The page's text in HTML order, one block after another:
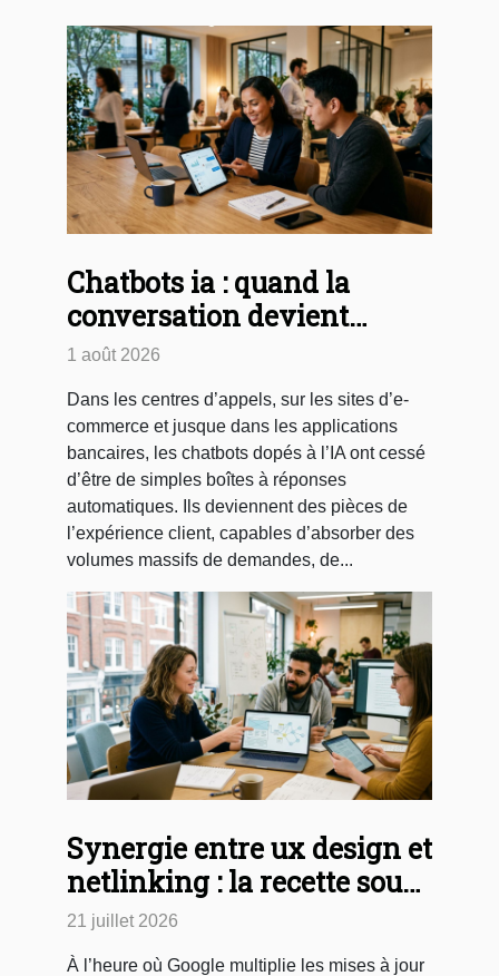
Chatbots ia : quand la
conversation devient
stratégie d’expérience
client
1 août 2026
Dans les centres d’appels, sur les sites d’e-
commerce et jusque dans les applications
bancaires, les chatbots dopés à l’IA ont cessé
d’être de simples boîtes à réponses
automatiques. Ils deviennent des pièces de
l’expérience client, capables d’absorber des
volumes massifs de demandes, de...
Synergie entre ux design et
netlinking : la recette sous-
estimée du succès en
création web
21 juillet 2026
À l’heure où Google multiplie les mises à jour